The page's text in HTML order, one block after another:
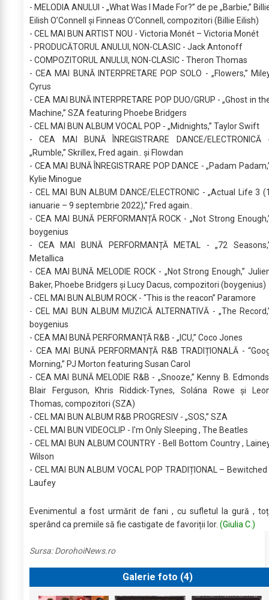
- MELODIA ANULUI - „What Was I Made For?” de pe „Barbie,”
Eilish O’Connell și Finneas O’Connell, compozitori (Billie Eilish)
- CEL MAI BUN ARTIST NOU - Victoria Monét – Victoria Monét
- PRODUCĂTORUL ANULUI, NON-CLASIC - Jack Antonoff
- COMPOZITORUL ANULUI, NON-CLASIC - Theron Thomas
- CEA MAI BUNĂ INTERPRETARE POP SOLO - „Flowers,”
Cyrus
- CEA MAI BUNĂ INTERPRETARE POP DUO/GRUP - „Ghost in
Machine,” SZA featuring Phoebe Bridgers
- CEL MAI BUN ALBUM VOCAL POP - „Midnights,” Taylor Swift
- CEA MAI BUNĂ ÎNREGISTRARE DANCE/ELECTRONICĂ
„Rumble,” Skrillex, Fred again.. și Flowdan
- CEA MAI BUNĂ ÎNREGISTRARE POP DANCE - „Padam
Kylie Minogue
- CEL MAI BUN ALBUM DANCE/ELECTRONIC - „Actual Life 3
ianuarie – 9 septembrie 2022),” Fred again..
- CEA MAI BUNĂ PERFORMANȚĂ ROCK - „Not Strong
boygenius
- CEA MAI BUNĂ PERFORMANȚĂ METAL - „72
Metallica
- CEA MAI BUNĂ MELODIE ROCK - „Not Strong Enough,”
Baker, Phoebe Bridgers și Lucy Dacus, compozitori (boygenius)
- CEL MAI BUN ALBUM ROCK - “This is the reacon” Paramore
- CEL MAI BUN ALBUM MUZICĂ ALTERNATIVĂ - „The
boygenius
- CEA MAI BUNĂ PERFORMANȚĂ R&B - „ICU,” Coco Jones
- CEA MAI BUNĂ PERFORMANȚĂ R&B TRADIȚIONALĂ -
Morning,” PJ Morton featuring Susan Carol
- CEA MAI BUNĂ MELODIE R&B - „Snooze,” Kenny B.
Blair Ferguson, Khris Riddick-Tynes, Solána Rowe și
Thomas, compozitori (SZA)
- CEL MAI BUN ALBUM R&B PROGRESIV - „SOS,” SZA
- CEL MAI BUN VIDEOCLIP - I'm Only Sleeping , The Beatles
- CEL MAI BUN ALBUM COUNTRY - Bell Bottom Country ,
Wilson
- CEL MAI BUN ALBUM VOCAL POP TRADIȚIONAL – Bewitched
Laufey
Evenimentul a fost urmărit de fani , cu sufletul la gură ,
sperând ca premiile să fie castigate de favoriții lor. (Giulia C.)
Sursa:DorohoiNews.ro
Galerie foto (4)